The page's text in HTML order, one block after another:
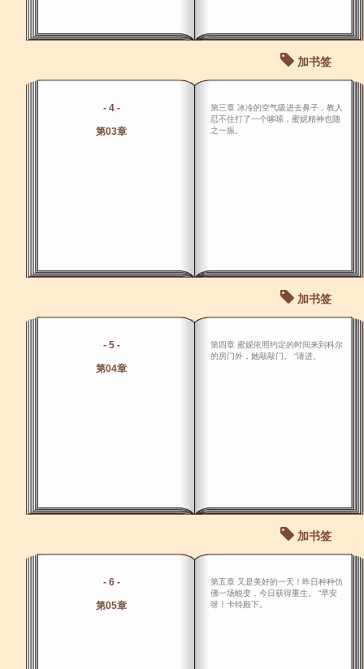
加书签
- 4 -
第03章
第三章 冰冷的空气吸进去鼻子，教人
忍不住打了一个哆嗦，蜜妮精神也随
之一振。
加书签
- 5 -
第04章
第四章 蜜妮依照约定的时间来到科尔
的房门外，她敲敲门。 “请进。
加书签
- 6 -
第05章
第五章 又是美好的一天！昨日种种仿
佛一场蜕变，今日获得重生。 “早安
呀！卡特殿下。